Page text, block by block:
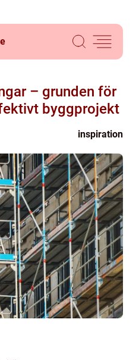
– grunden för
byggprojekt
inspiration